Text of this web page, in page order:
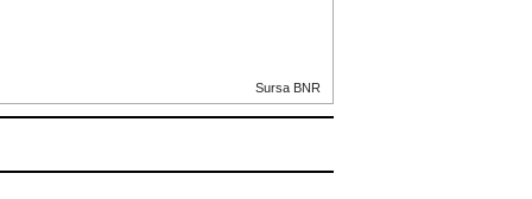
Sursa BNR